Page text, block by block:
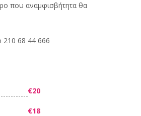
που αναμφισβήτητα θα
210 68 44 666
€20
€18